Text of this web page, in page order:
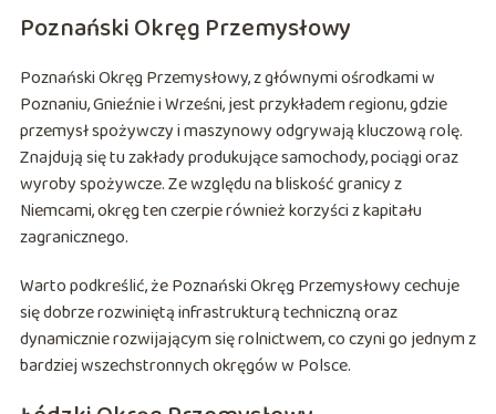
Poznański Okręg Przemysłowy
Poznański Okręg Przemysłowy, z głównymi ośrodkami w
Poznaniu, Gnieźnie i Wrześni, jest przykładem regionu, gdzie
przemysł spożywczy i maszynowy odgrywają kluczową rolę.
Znajdują się tu zakłady produkujące samochody, pociągi oraz
wyroby spożywcze. Ze względu na bliskość granicy z
Niemcami, okręg ten czerpie również korzyści z kapitału
zagranicznego.
Warto podkreślić, że Poznański Okręg Przemysłowy cechuje
się dobrze rozwiniętą infrastrukturą techniczną oraz
dynamicznie rozwijającym się rolnictwem, co czyni go jednym z
bardziej wszechstronnych okręgów w Polsce.